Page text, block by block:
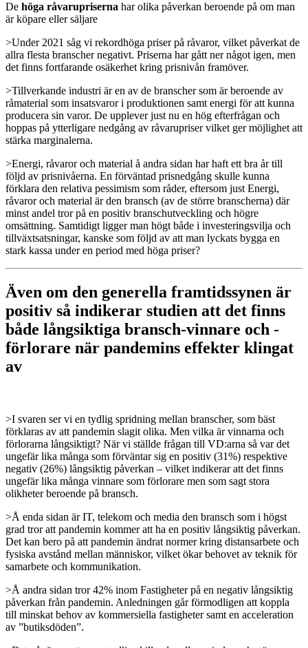
De höga råvarupriserna har olika påverkan beroende på om man
är köpare eller säljare
>Under 2021 såg vi rekordhöga priser på råvaror, vilket påverkat de
allra flesta branscher negativt. Priserna har gått ner något igen, men
det finns fortfarande osäkerhet kring prisnivån framöver.
>Tillverkande industri är en av de branscher som är beroende av
råmaterial som insatsvaror i produktionen samt energi för att kunna
producera sin varor. De upplever just nu en hög efterfrågan och
hoppas på ytterligare nedgång av råvarupriser vilket ger möjlighet att
stärka marginalerna.
>Energi, råvaror och material å andra sidan har haft ett bra år till
följd av prisnivåerna. En förväntad prisnedgång skulle kunna
förklara den relativa pessimism som råder, eftersom just Energi,
råvaror och material är den bransch (av de större branscherna) där
minst andel tror på en positiv branschutveckling och högre
omsättning. Samtidigt ligger man högt både i investeringsvilja och
tillväxtsatsningar, kanske som följd av att man lyckats bygga en
stark kassa under en period med höga priser?
Även om den generella framtidssynen är
positiv så indikerar studien att det finns
både långsiktiga bransch-vinnare och -
förlorare när pandemins effekter klingat
av
>I svaren ser vi en tydlig spridning mellan branscher, som bäst
förklaras av att pandemin slagit olika. Men vilka är vinnarna och
förlorarna långsiktigt? När vi ställde frågan till VD:arna så var det
ungefär lika många som förväntar sig en positiv (31%) respektive
negativ (26%) långsiktig påverkan – vilket indikerar att det finns
ungefär lika många vinnare som förlorare men som sagt stora
olikheter beroende på bransch.
>Å enda sidan är IT, telekom och media den bransch som i högst
grad tror att pandemin kommer att ha en positiv långsiktig påverkan.
Det kan bero på att pandemin ändrat normer kring distansarbete och
fysiska avstånd mellan människor, vilket ökar behovet av teknik för
samarbete och kommunikation.
>Å andra sidan tror 42% inom Fastigheter på en negativ långsiktig
påverkan från pandemin. Anledningen går förmodligen att koppla
till minskat behov av kommersiella fastigheter samt en acceleration
av ”butiksdöden”.